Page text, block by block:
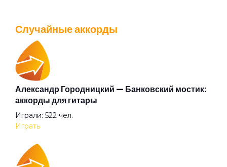
Граница
Грязь
Гуру
Дверь в тёмную комнату
Перейти
Валентин Стрыкало — Gay porn: аккорды для
гитары
Просмотров: 25692 чел.
Случайные аккорды
Александр Городницкий — Банковский мостик:
аккорды для гитары
Играли: 522 чел.
Играть